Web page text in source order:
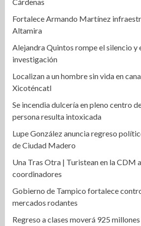
Fortalece Armando Martínez
Altamira
Alejandra Quintos rompe el silencio y
investigación
Localizan a un hombre sin vida en
Xicoténcatl
Se incendia dulcería en pleno centro
persona resulta intoxicada
Lupe González anuncia regreso
de Ciudad Madero
Una Tras Otra | Turistean en la CDM
coordinadores
Gobierno de Tampico fortalece
mercados rodantes
Regreso a clases moverá 925